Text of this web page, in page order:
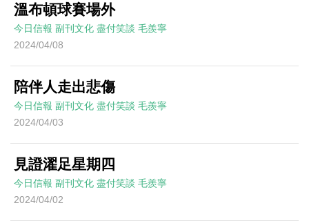
溫布頓球賽場外
今日信報 副刊文化 盡付笑談 毛羨寧
2024/04/08
陪伴人走出悲傷
今日信報 副刊文化 盡付笑談 毛羨寧
2024/04/03
見證濯足星期四
今日信報 副刊文化 盡付笑談 毛羨寧
2024/04/02